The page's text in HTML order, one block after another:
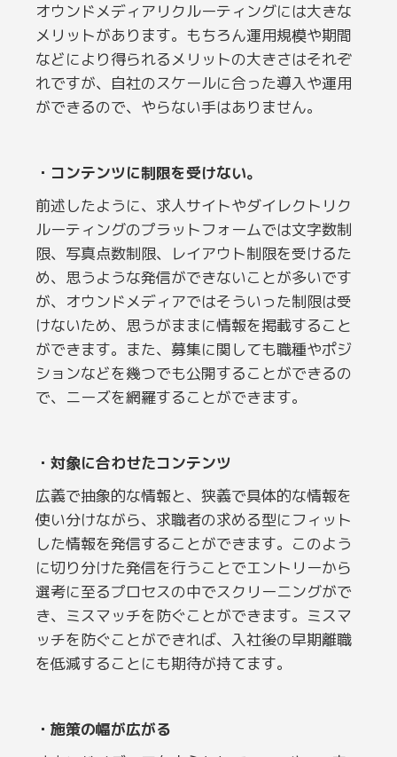
オウンドメディアリクルーティングには大きな
メリットがあります。もちろん運用規模や期間
などにより得られるメリットの大きさはそれぞ
れですが、自社のスケールに合った導入や運用
ができるので、やらない手はありません。
・コンテンツに制限を受けない。
前述したように、求人サイトやダイレクトリク
ルーティングのプラットフォームでは文字数制
限、写真点数制限、レイアウト制限を受けるた
め、思うような発信ができないことが多いです
が、オウンドメディアではそういった制限は受
けないため、思うがままに情報を掲載すること
ができます。また、募集に関しても職種やポジ
ションなどを幾つでも公開することができるの
で、ニーズを網羅することができます。
・対象に合わせたコンテンツ
広義で抽象的な情報と、狭義で具体的な情報を
使い分けながら、求職者の求める型にフィット
した情報を発信することができます。このよう
に切り分けた発信を行うことでエントリーから
選考に至るプロセスの中でスクリーニングがで
き、ミスマッチを防ぐことができます。ミスマ
ッチを防ぐことができれば、入社後の早期離職
を低減することにも期待が持てます。
・施策の幅が広がる